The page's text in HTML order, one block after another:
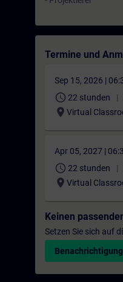
Termine und
Sep 15, 2026 |
schedule 22 stunden
location_on Virtual
Apr 05, 2027 |
schedule 22 stunden
location_on Virtual
Keinen
Setzen Sie sich auf